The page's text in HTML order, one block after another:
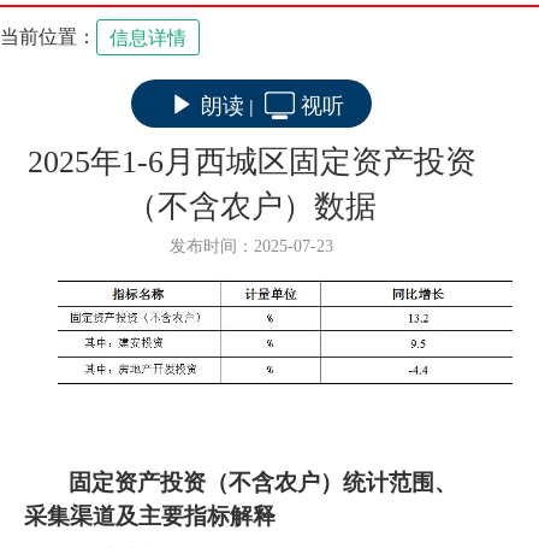
当前位置： 信息详情
朗读 | 视听
2025年1-6月西城区固定资产投资
（不含农户）数据
发布时间：2025-07-23
固定资产投资 （不含农户） 统计范围、
采集渠道及主要指标解释